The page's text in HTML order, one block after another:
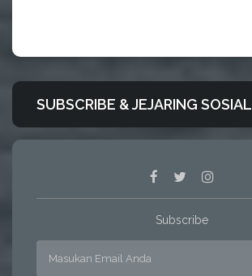
SUBSCRIBE & JEJARING SOSIAL
Subscribe